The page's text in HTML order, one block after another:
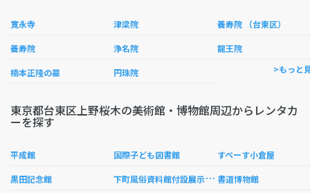
寛永寺 津梁院 養寿院 （台東区）
養寿院 浄名院 龍王院
楠本正隆の墓 円珠院 >もっと
東京都台東区上野桜木の美術館・博物館周辺からレンタカ
ーを探す
平成館 国際子ども図書館 すぺーす小倉屋
黒田記念館 下
町風俗資料館付設展示場旧吉田屋酒店 書道博物館